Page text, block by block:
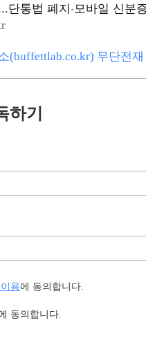
단통법 폐지·모바일 신분
(buffettlab.co.kr) 무단전
하기
용에 동의합니다.
동의합니다.